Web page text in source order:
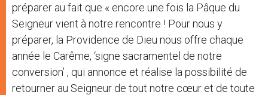
préparer au fait que « encore une fois la Pâque du
Seigneur vient à notre rencontre ! Pour nous y
préparer, la Providence de Dieu nous offre chaque
année le Carême, ‘signe sacramentel de notre
conversion’ , qui annonce et réalise la possibilité de
retourner au Seigneur de tout notre cœur et de toute